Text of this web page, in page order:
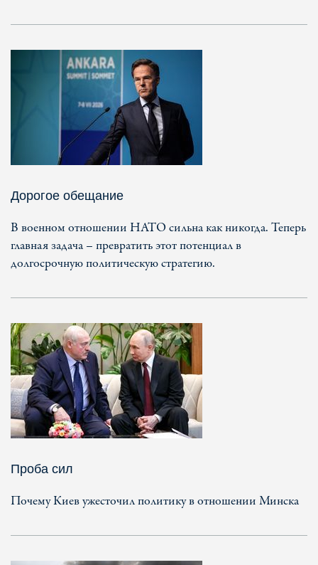
Дорогое обещание
В военном отношении НАТО сильна как никогда. Теперь
главная задача – превратить этот потенциал в
долгосрочную политическую стратегию.
Проба сил
Почему Киев ужесточил политику в отношении Минска